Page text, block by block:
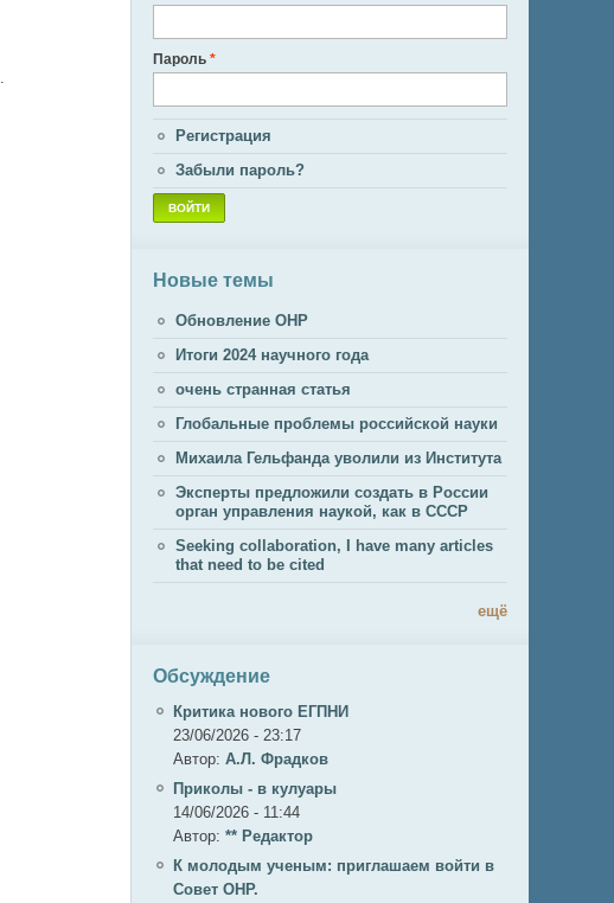
.
Пароль *
Регистрация
Забыли пароль?
Новые темы
Обновление ОНР
Итоги 2024 научного года
очень странная статья
Глобальные проблемы российской науки
Михаила Гельфанда уволили из Института
Эксперты предложили создать в России
орган управления наукой, как в СССР
Seeking collaboration, I have many articles
that need to be cited
ещё
Обсуждение
Критика нового ЕГПНИ
23/06/2026 - 23:17
Автор: А.Л. Фрадков
Приколы - в кулуары
14/06/2026 - 11:44
Автор: ** Редактор
К молодым ученым: приглашаем войти в
Совет ОНР.